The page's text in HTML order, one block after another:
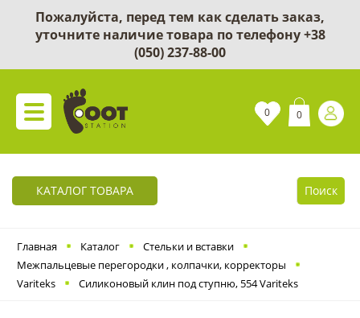
Пожалуйста, перед тем как сделать заказ,
уточните наличие товара по телефону+38
(050) 237-88-00
0 0
КАТАЛОГ ТОВАРА Поиск
Главная Каталог
Cтельки и вставки
Межпальцевые перегородки , колпачки, корректоры
Variteks
Силиконовый клин под ступню, 554 Variteks